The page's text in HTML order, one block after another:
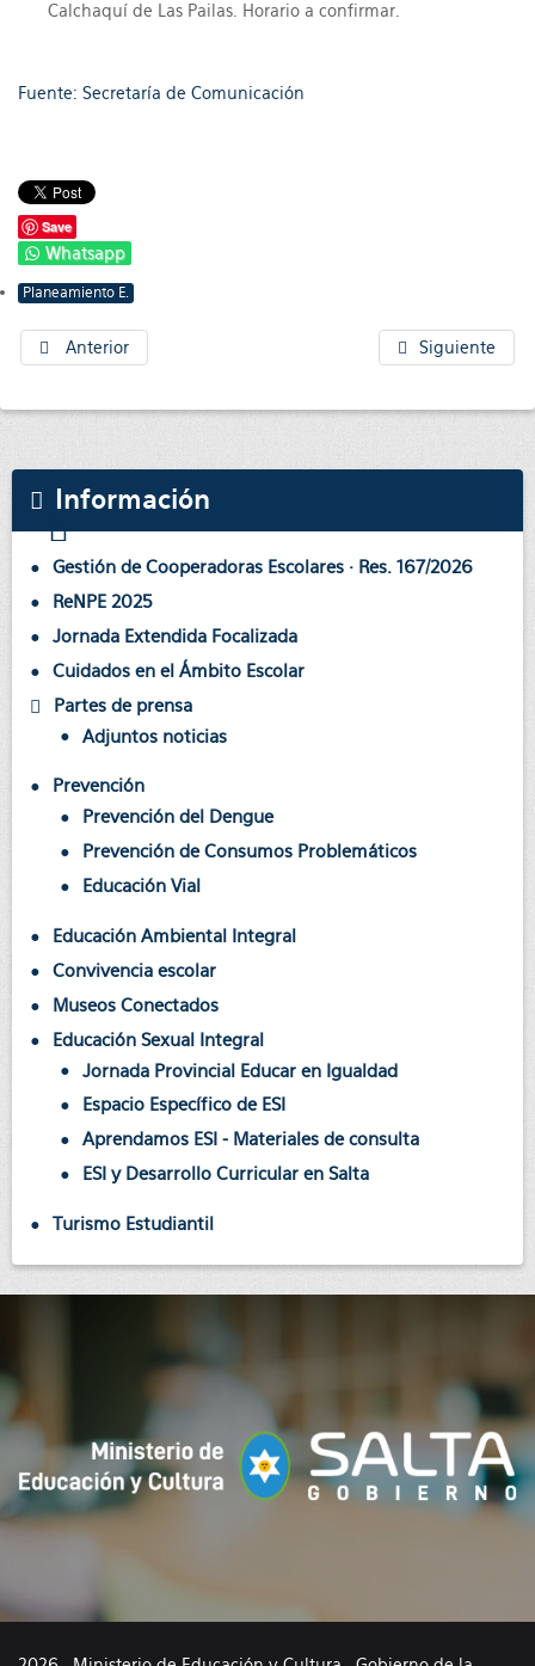
Calchaquí de Las Pailas. Horario a confirmar.
Fuente: Secretaría de Comunicación
Save
Whatsapp
Planeamiento E.
Anterior Siguiente
Información
Gestión de Cooperadoras Escolares · Res. 167/2026
ReNPE 2025
Jornada Extendida Focalizada
Cuidados en el Ámbito Escolar
Partes de prensa
Adjuntos noticias
Prevención
Prevención del Dengue
Prevención de Consumos Problemáticos
Educación Vial
Educación Ambiental Integral
Convivencia escolar
Museos Conectados
Educación Sexual Integral
Jornada Provincial Educar en Igualdad
Espacio Específico de ESI
Aprendamos ESI - Materiales de consulta
ESI y Desarrollo Curricular en Salta
Turismo Estudiantil